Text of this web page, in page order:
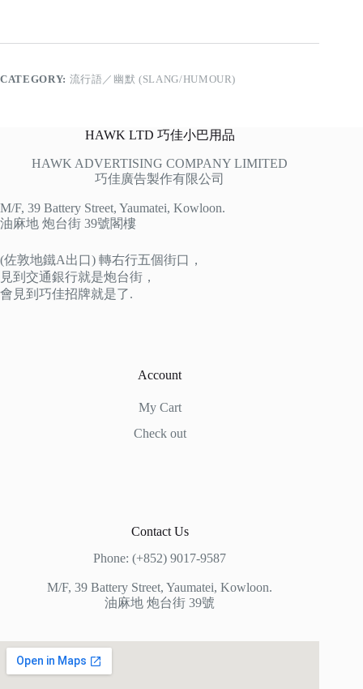
CATEGORY: 流行語／幽默 (SLANG/HUMOUR)
HAWK LTD 巧佳小巴用品
HAWK ADVERTISING COMPANY LIMITED
巧佳廣告製作有限公司
M/F, 39 Battery Street, Yaumatei, Kowloon.
油麻地 炮台街 39號閣樓
(佐敦地鐵A出口) 轉右行五個街口，
見到交通銀行就是炮台街，
會見到巧佳招牌就是了.
Account
My Cart
Check out
Contact Us
Phone: (+852) 9017-9587
M/F, 39 Battery Street, Yaumatei, Kowloon.
油麻地 炮台街 39號